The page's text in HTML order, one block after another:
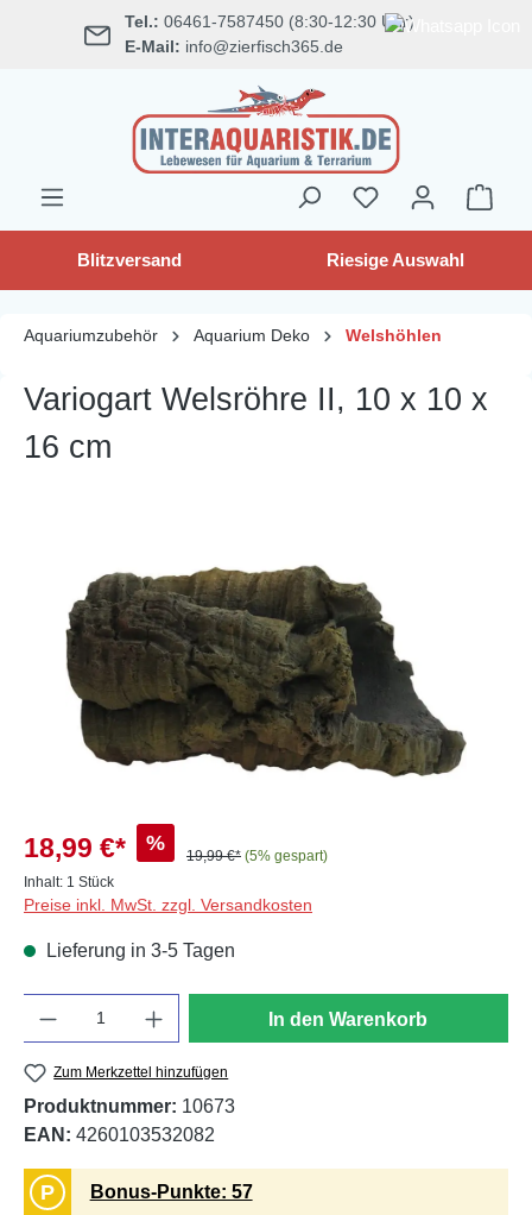
springen Tel.: 06461-7587450 (8:30-12:30 Uhr)
E-Mail: info@zierfisch365.de
Blitzversand Riesige Auswahl
Aquariumzubehör Aquarium Deko Welshöhlen
Variogart Welsröhre II, 10 x 10 x
16 cm
18,99 €* %
19,99 €* (5% gespart)
Inhalt: 1 Stück
Preise inkl. MwSt. zzgl. Versandkosten
Lieferung in 3-5 Tagen
In den Warenkorb
Zum Merkzettel hinzufügen
Produktnummer: 10673
EAN: 4260103532082
P Bonus-Punkte: 57